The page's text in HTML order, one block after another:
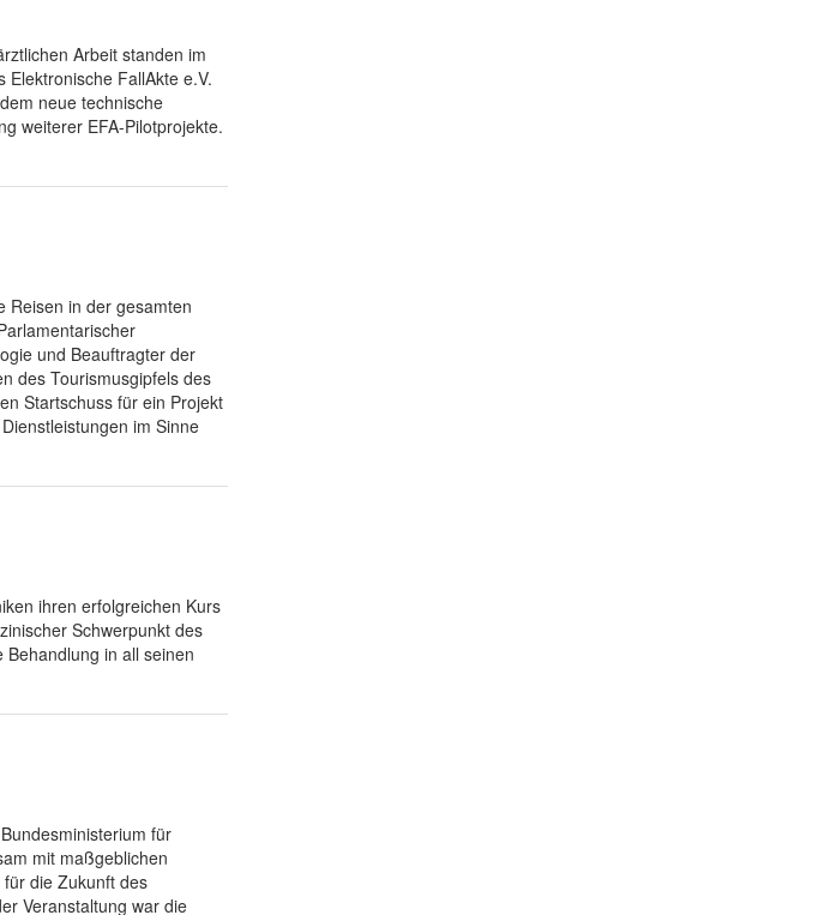
Arbeit standen im
Elektronische FallAkte e.V.
neue technische
weiterer EFA-Pilotprojekte.
Reisen in der gesamten
und Beauftragter der
des Tourismusgipfels des
Startschuss für ein Projekt
im Sinne
ihren erfolgreichen Kurs
Schwerpunkt des
in all seinen
für
mit maßgeblichen
die Zukunft des
Veranstaltung war die